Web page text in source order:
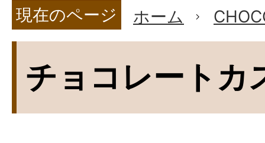
現在のページ ホーム
チョコレートカ